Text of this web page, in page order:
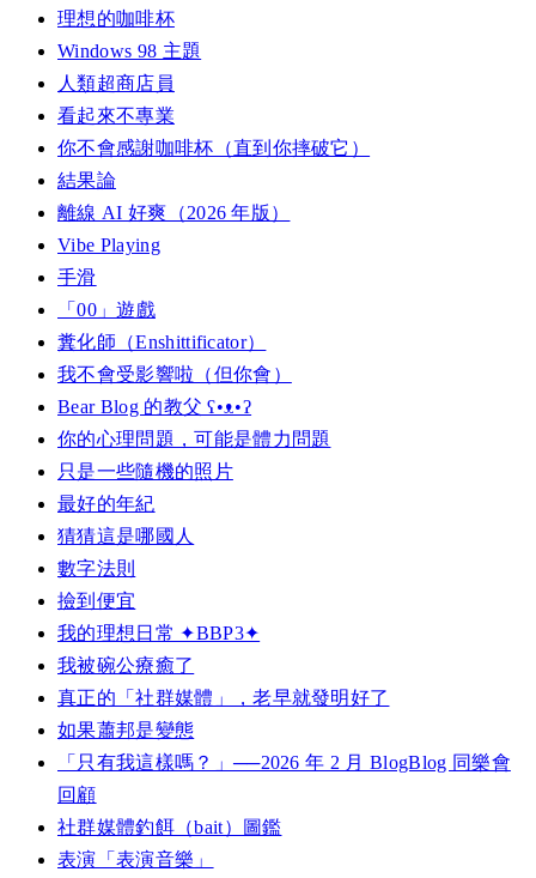
理想的咖啡杯
Windows 98 主題
人類超商店員
看起來不專業
你不會感謝咖啡杯（直到你摔破它）
結果論
離線 AI 好爽（2026 年版）
Vibe Playing
手滑
「00」遊戲
糞化師（Enshittificator）
我不會受影響啦（但你會）
Bear Blog 的教父 ʕ•ᴥ•ʔ
你的心理問題，可能是體力問題
只是一些隨機的照片
最好的年紀
猜猜這是哪國人
數字法則
撿到便宜
我的理想日常 ✦BBP3✦
我被碗公療癒了
真正的「社群媒體」，老早就發明好了
如果蕭邦是變態
「只有我這樣嗎？」──2026 年 2 月 BlogBlog 同樂會
回顧
社群媒體釣餌（bait）圖鑑
表演「表演音樂」